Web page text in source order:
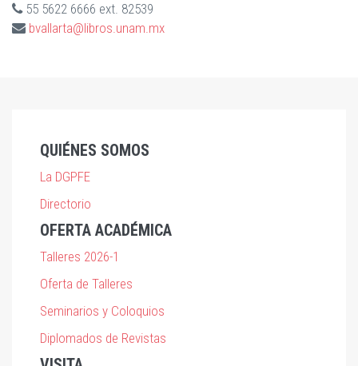
55 5622 6666 ext. 82539
bvallarta@libros.unam.mx
QUIÉNES SOMOS
La DGPFE
Directorio
OFERTA ACADÉMICA
Talleres 2026-1
Oferta de Talleres
Seminarios y Coloquios
Diplomados de Revistas